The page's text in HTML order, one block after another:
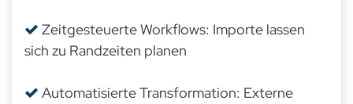
Zeitgesteuerte Workflows: Importe lassen
sich zu Randzeiten planen
Automatisierte Transformation: Externe